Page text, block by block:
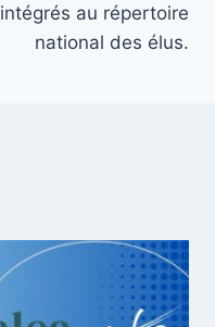
intégrés au répertoire
national des élus.